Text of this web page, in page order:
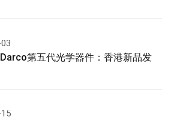
第五代光学器件：香港新品发